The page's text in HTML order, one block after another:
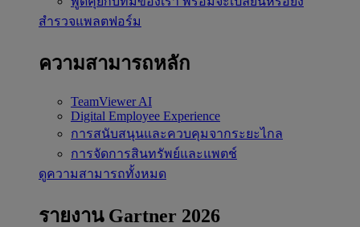
สำรวจแพลตฟอร์ม
ความสามารถหลัก
TeamViewer AI
Digital Employee Experience
การสนับสนุนและควบคุมจากระยะไกล
การจัดการสินทรัพย์และแพตช์
ดูความสามารถทั้งหมด
รายงาน Gartner 2026